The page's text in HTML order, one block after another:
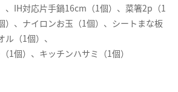
IH対応片手鍋16cm（1個）、菜箸2p（1
）、ナイロンお玉（1個）、シートまな板
ル（1個）、
個）、キッチンハサミ（1個）